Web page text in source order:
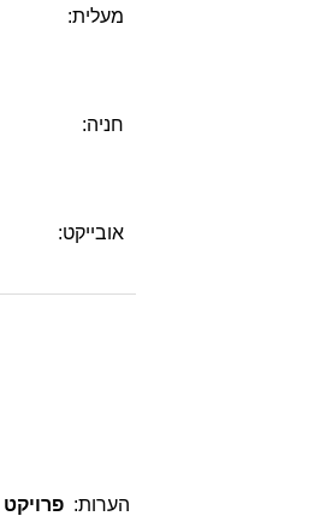
מעלית:
חניה:
אובייקט:
הערות: